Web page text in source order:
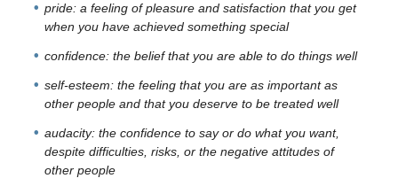
pride: a feeling of pleasure and satisfaction that you get
when you have achieved something special
confidence: the belief that you are able to do things well
self-esteem: the feeling that you are as important as
other people and that you deserve to be treated well
audacity: the confidence to say or do what you want,
despite difficulties, risks, or the negative attitudes of
other people